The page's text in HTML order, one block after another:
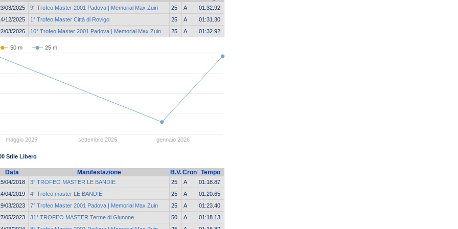
03/2025 9° Trofeo Master 2001 Padova | Memorial Max Zuin 25 A
01:32.92
12/2025
1° Trofeo Master Città di Rovigo 25 A
01:31.30
03/2026
10° Trofeo Master 2001 Padova | Memorial Max Zuin 25 A 01:32.92
50 m 25 m
maggio 2025 settembre 2025 gennaio 2026
Stile Libero
Data Manifestazione B.V.Cron Tempo
04/2018 3° TROFEO MASTER LE BANDIE 25 A
01:18.87
04/2019
4° Trofeo master LE BANDIE 25 A
01:20.65
03/2023
7° Trofeo Master 2001 Padova | Memorial Max Zuin 25 A
01:23.40
05/2023
31° TROFEO MASTER Terme di Giunone 50 A
01:18.13